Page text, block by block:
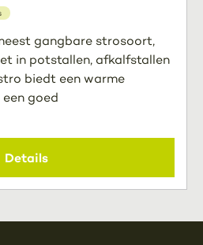
gangbare strosoort,
in potstallen, afkalfstallen
biedt een warme
goed
Details